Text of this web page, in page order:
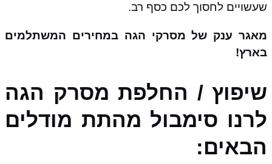
שעשויים לחסוך לכם כסף רב.
מאגר ענק של מסרקי הגה במחירים המשתלמים
בארץ!
שיפוץ / החלפת מסרק הגה
לרנו סימבול מהתת מודלים
הבאים: